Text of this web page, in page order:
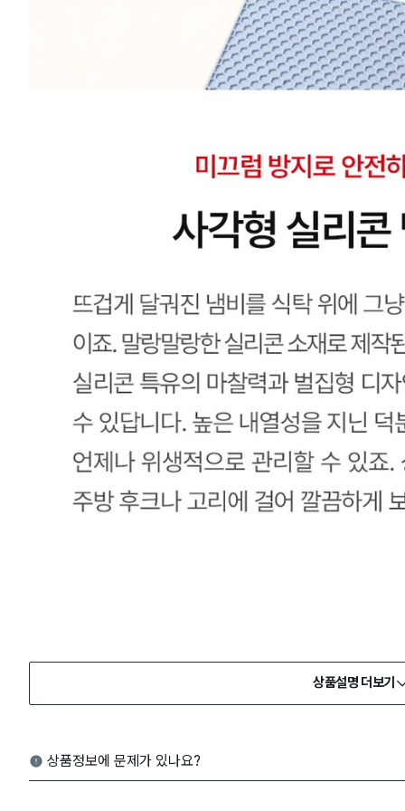
상품설명 더보기
상품정보에 문제가 있나요?